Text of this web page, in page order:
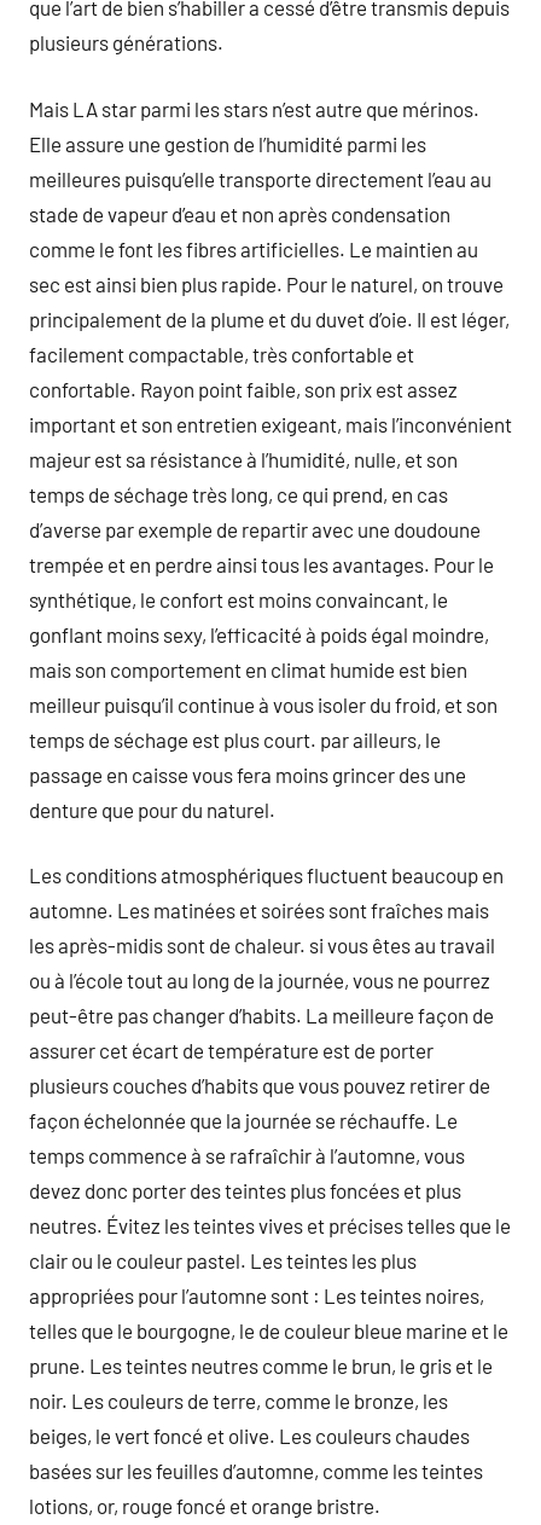
que l’art de bien s’habiller a cessé d’être transmis depuis
plusieurs générations.
Mais LA star parmi les stars n’est autre que mérinos.
Elle assure une gestion de l’humidité parmi les
meilleures puisqu’elle transporte directement l’eau au
stade de vapeur d’eau et non après condensation
comme le font les fibres artificielles. Le maintien au
sec est ainsi bien plus rapide. Pour le naturel, on trouve
principalement de la plume et du duvet d’oie. Il est léger,
facilement compactable, très confortable et
confortable. Rayon point faible, son prix est assez
important et son entretien exigeant, mais l’inconvénient
majeur est sa résistance à l’humidité, nulle, et son
temps de séchage très long, ce qui prend, en cas
d’averse par exemple de repartir avec une doudoune
trempée et en perdre ainsi tous les avantages. Pour le
synthétique, le confort est moins convaincant, le
gonflant moins sexy, l’efficacité à poids égal moindre,
mais son comportement en climat humide est bien
meilleur puisqu’il continue à vous isoler du froid, et son
temps de séchage est plus court. par ailleurs, le
passage en caisse vous fera moins grincer des une
denture que pour du naturel.
Les conditions atmosphériques fluctuent beaucoup en
automne. Les matinées et soirées sont fraîches mais
les après-midis sont de chaleur. si vous êtes au travail
ou à l’école tout au long de la journée, vous ne pourrez
peut-être pas changer d’habits. La meilleure façon de
assurer cet écart de température est de porter
plusieurs couches d’habits que vous pouvez retirer de
façon échelonnée que la journée se réchauffe. Le
temps commence à se rafraîchir à l’automne, vous
devez donc porter des teintes plus foncées et plus
neutres. Évitez les teintes vives et précises telles que le
clair ou le couleur pastel. Les teintes les plus
appropriées pour l’automne sont : Les teintes noires,
telles que le bourgogne, le de couleur bleue marine et le
prune. Les teintes neutres comme le brun, le gris et le
noir. Les couleurs de terre, comme le bronze, les
beiges, le vert foncé et olive. Les couleurs chaudes
basées sur les feuilles d’automne, comme les teintes
lotions, or, rouge foncé et orange bristre.